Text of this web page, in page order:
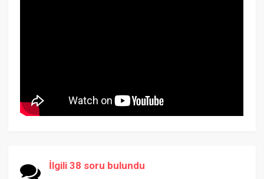
İlgili 38 soru bulundu